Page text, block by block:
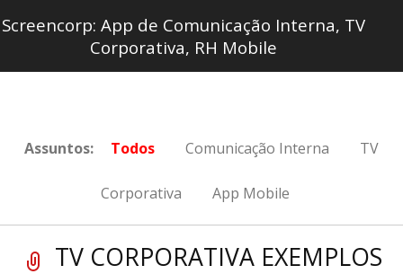
Screencorp: App de Comunicação Interna, TV
Corporativa, RH Mobile
Assuntos: Todos Comunicação Interna TV
Corporativa App Mobile
TV CORPORATIVA EXEMPLOS